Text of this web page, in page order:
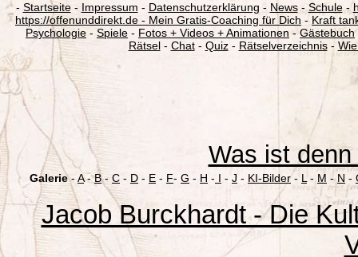
- Startseite- Impressum - Datenschutzerklärung - News-Schule-
https://offenunddirekt.de - Mein Gratis-Coaching für Dich - Kraft
Psychologie - Spiele - Fotos + Videos + Animationen - Gästebuch
Rätsel- Chat- Quiz- Rätselverzeichnis-
Was ist
Galerie- A-B-C - D - E - F- G - H - I - J - KI-Bilder - L- M -N -
Jacob Burckhardt - Die